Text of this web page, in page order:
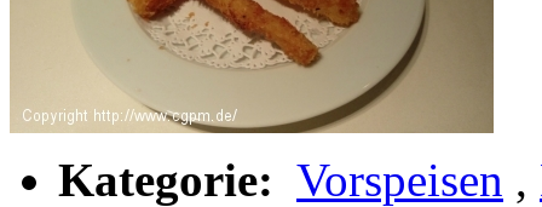
Kategorie: Vorspeisen ,